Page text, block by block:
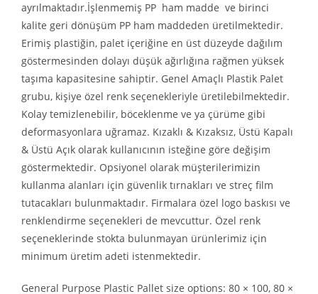
ayrılmaktadır.İşlenmemiş PP ham madde ve birinci
kalite geri dönüşüm PP ham maddeden üretilmektedir.
Erimiş plastiğin, palet içeriğine en üst düzeyde dağılım
göstermesinden dolayı düşük ağırlığına rağmen yüksek
taşıma kapasitesine sahiptir. Genel Amaçlı Plastik Palet
grubu, kişiye özel renk seçenekleriyle üretilebilmektedir.
Kolay temizlenebilir, böceklenme ve ya çürüme gibi
deformasyonlara uğramaz. Kızaklı & Kızaksız, Üstü Kapalı
& Üstü Açık olarak kullanıcının isteğine göre değişim
göstermektedir. Opsiyonel olarak müşterilerimizin
kullanma alanları için güvenlik tırnakları ve streç film
tutacakları bulunmaktadır. Firmalara özel logo baskısı ve
renklendirme seçenekleri de mevcuttur. Özel renk
seçeneklerinde stokta bulunmayan ürünlerimiz için
minimum üretim adeti istenmektedir.
General Purpose Plastic Pallet size options: 80 × 100, 80 ×